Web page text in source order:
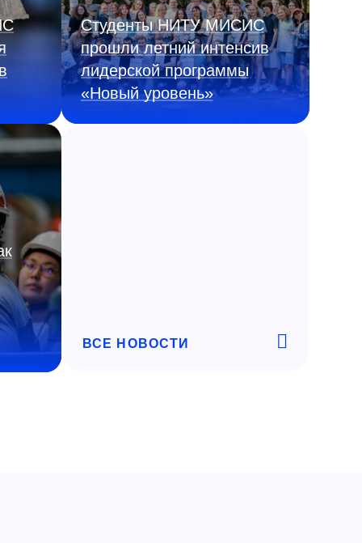
Студенты НИТУ МИСИС
прошли летний интенсив
лидерской программы
«Новый уровень»
ВСЕ НОВОСТИ